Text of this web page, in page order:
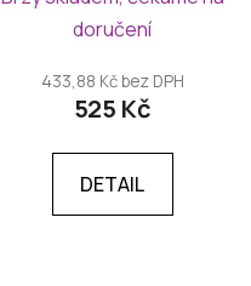
doručení
433,88 Kč bez DPH
525 Kč
DETAIL